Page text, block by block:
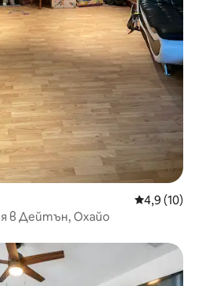
Средна
4,9 (10)
в Дейтън, Охайо